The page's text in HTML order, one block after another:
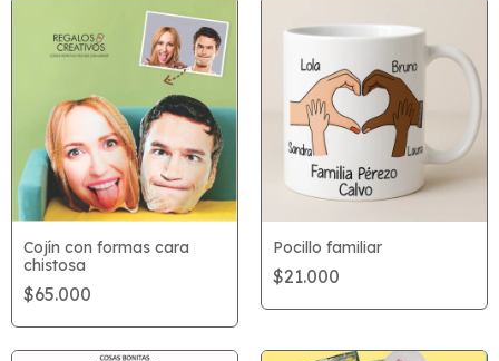
Cojín con formas cara
chistosa
$65.000
Pocillo familiar
$21.000